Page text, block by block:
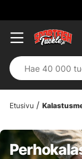
Etusivu